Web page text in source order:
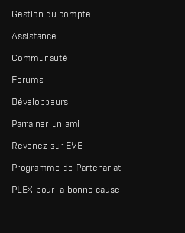
Gestion du compte
Assistance
Communauté
Forums
Développeurs
Parrainer un ami
Revenez sur EVE
Programme de Partenariat
PLEX pour la bonne cause